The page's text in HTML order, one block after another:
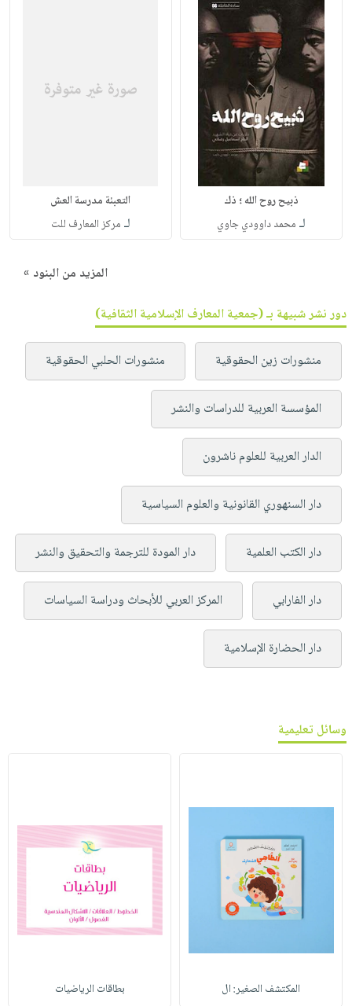
ذبيح روح الله ؛ ذك
لـ محمد داوودي جاوي
التعبئة مدرسة العش
لـ مركز المعارف للت
المزيد من البنود »
دور نشر شبيهة بـ (جمعية المعارف الإسلامية الثقافية)
منشورات زين الحقوقية منشورات الحلبي الحقوقية
المؤسسة العربية للدراسات والنشر
الدار العربية للعلوم ناشرون
دار السنهوري القانونية والعلوم السياسية
دار الكتب العلمية دار المودة للترجمة والتحقيق والنشر
دار الفارابي المركز العربي للأبحاث ودراسة السياسات
دار الحضارة الإسلامية
وسائل تعليمية
المكتشف الصغير: ال بطاقات الرياضيات